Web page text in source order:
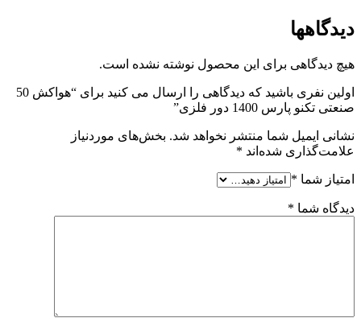
دیدگاهها
هیچ دیدگاهی برای این محصول نوشته نشده است.
اولین نفری باشید که دیدگاهی را ارسال می کنید برای “هواکش 50
صنعتی تکنو پارس 1400 دور فلزی”
نشانی ایمیل شما منتشر نخواهد شد. بخش‌های موردنیاز
علامت‌گذاری شده‌اند *
امتیاز شما *
دیدگاه شما *